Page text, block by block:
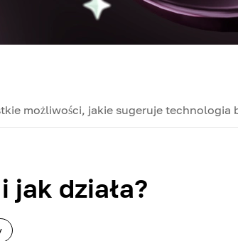
możliwości, jakie sugeruje technologia
jak działa?